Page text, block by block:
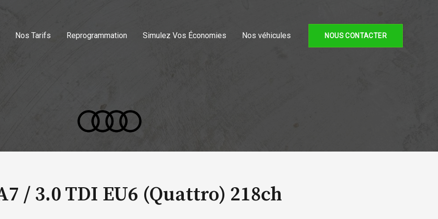
Nos Tarifs Reprogrammation Simulez Vos Économies Nos véhicules NOUS CONTACTER
/ 3.0 TDI EU6 (Quattro) 218ch